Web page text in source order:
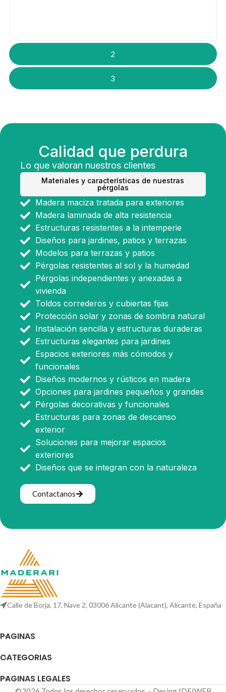
2
3
Calidad que perdura
Lo que valoran nuestros clientes
Materiales y características de nuestras
pérgolas
Madera maciza tratada para exteriores
Madera laminada de alta resistencia
Estructuras resistentes a la intemperie
Diseños para jardines, patios y terrazas
Modelos para terrazas y patios
Pérgolas resistentes al sol y la humedad
Pérgolas independientes y anexadas a
vivienda
Toldos correderos y cubiertas fijas
Protección solar y zonas de sombra natural
Instalación sencilla y estructuras duraderas
Estructuras elegantes para jardines
Espacios exteriores más cómodos y
funcionales
Diseños modernos y rústicos en madera
Opciones para jardines pequeños y grandes
Pérgolas decorativas y funcionales
Estructuras para zonas de descanso
exterior
Soluciones para mejorar espacios
exteriores
Diseños que se integran con la naturaleza
Contactanos
Calle de Borja, 17, Nave 2, 03006 Alicante (Alacant), Alicante, España
PAGINAS
CATEGORIAS
PAGINAS LEGALES